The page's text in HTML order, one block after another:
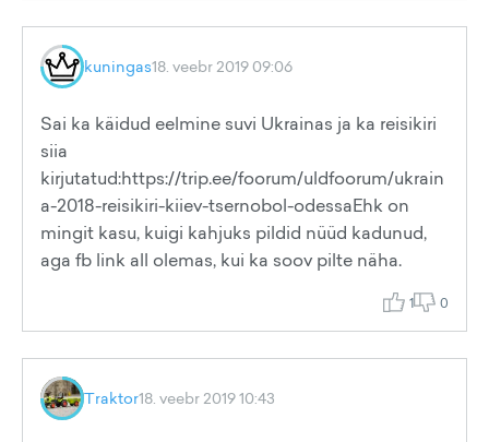
kuningas18. veebr 2019 09:06
Sai ka käidud eelmine suvi Ukrainas ja ka reisikiri
siia
kirjutatud:https://trip.ee/foorum/uldfoorum/ukrain
a-2018-reisikiri-kiiev-tsernobol-odessaEhk on
mingit kasu, kuigi kahjuks pildid nüüd kadunud,
aga fb link all olemas, kui ka soov pilte näha.
1 0
Traktor18. veebr 2019 10:43